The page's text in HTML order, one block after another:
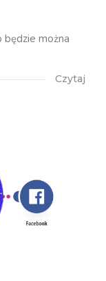
będzie można
Czytaj